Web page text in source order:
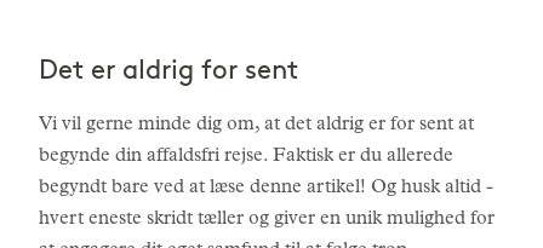
Det er aldrig for sent
Vi vil gerne minde dig om, at det aldrig er for sent at
begynde din affaldsfri rejse. Faktisk er du allerede
begyndt bare ved at læse denne artikel! Og husk altid -
hvert eneste skridt tæller og giver en unik mulighed for